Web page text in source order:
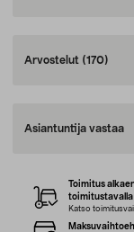
Arvostelut (170)
Asiantuntija vastaa
Toimitus
toimitustavalla
Katso